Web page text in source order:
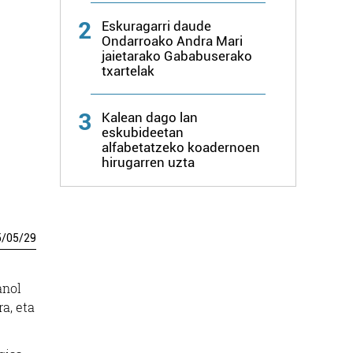
/05/29
eta
2
Eskuragarri daude
Ondarroako Andra Mari
jaietarako Gababuserako
txartelak
3
Kalean dago lan
eskubideetan
alfabetatzeko koadernoen
hirugarren uzta